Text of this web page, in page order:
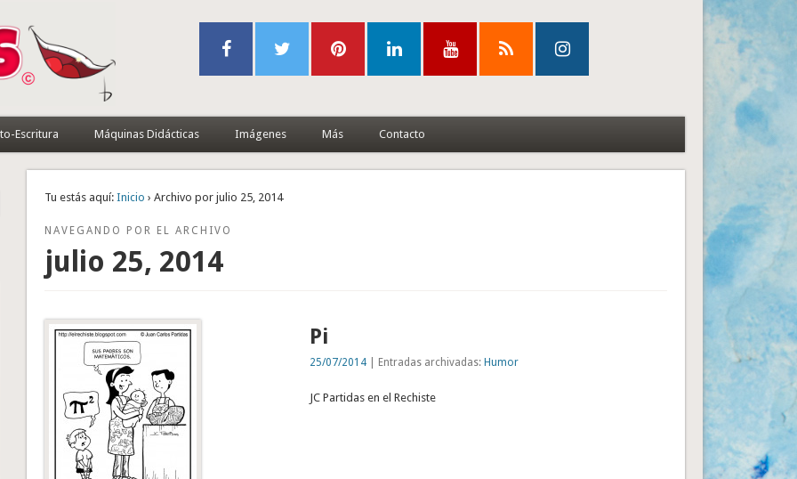
Escritura Máquinas Didácticas Imágenes Más Contacto
Tu estás aquí: Inicio › Archivo por julio 25, 2014
NAVEGANDO POR EL ARCHIVO
julio 25, 2014
Pi
25/07/2014| Entradas archivadas: Humor
JC Partidas en el Rechiste